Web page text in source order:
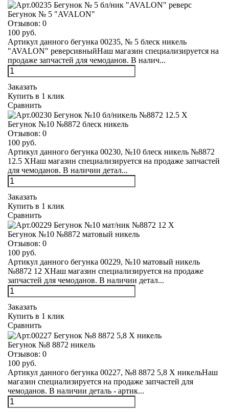
Бегунок № 5 "AVALON"
Отзывов: 0
100 руб.
Артикул данного бегунка 00235, № 5 блеск никель
"AVALON" реверсивныйНаш магазин специализируется на
продаже запчастей для чемоданов. В налич...
Заказать
Купить в 1 клик
Сравнить
Бегунок №10 №8872 блеск никель
Отзывов: 0
100 руб.
Артикул данного бегунка 00230, №10 блеск никель №8872
12.5 XНаш магазин специализируется на продаже запчастей
для чемоданов. В наличии детал...
Заказать
Купить в 1 клик
Сравнить
Бегунок №10 №8872 матовый никель
Отзывов: 0
100 руб.
Артикул данного бегунка 00229, №10 матовый никель
№8872 12 XНаш магазин специализируется на продаже
запчастей для чемоданов. В наличии детал...
Заказать
Купить в 1 клик
Сравнить
Бегунок №8 8872 никель
Отзывов: 0
100 руб.
Артикул данного бегунка 00227, №8 8872 5,8 Х никельНаш
магазин специализируется на продаже запчастей для
чемоданов. В наличии деталь - артик...